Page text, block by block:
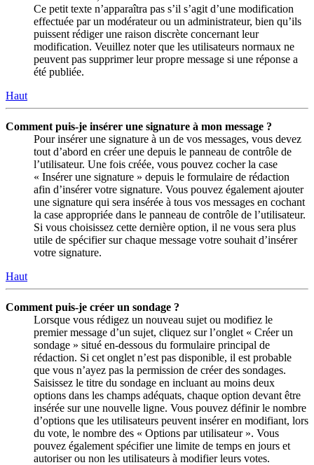
Ce petit texte n’apparaîtra pas s’il s’agit d’une modification
effectuée par un modérateur ou un administrateur, bien qu’ils
puissent rédiger une raison discrète concernant leur
modification. Veuillez noter que les utilisateurs normaux ne
peuvent pas supprimer leur propre message si une réponse a
été publiée.
Haut
Comment puis-je insérer une signature à mon message ?
Pour insérer une signature à un de vos messages, vous devez
tout d’abord en créer une depuis le panneau de contrôle de
l’utilisateur. Une fois créée, vous pouvez cocher la case
« Insérer une signature » depuis le formulaire de rédaction
afin d’insérer votre signature. Vous pouvez également ajouter
une signature qui sera insérée à tous vos messages en cochant
la case appropriée dans le panneau de contrôle de l’utilisateur.
Si vous choisissez cette dernière option, il ne vous sera plus
utile de spécifier sur chaque message votre souhait d’insérer
votre signature.
Haut
Comment puis-je créer un sondage ?
Lorsque vous rédigez un nouveau sujet ou modifiez le
premier message d’un sujet, cliquez sur l’onglet « Créer un
sondage » situé en-dessous du formulaire principal de
rédaction. Si cet onglet n’est pas disponible, il est probable
que vous n’ayez pas la permission de créer des sondages.
Saisissez le titre du sondage en incluant au moins deux
options dans les champs adéquats, chaque option devant être
insérée sur une nouvelle ligne. Vous pouvez définir le nombre
d’options que les utilisateurs peuvent insérer en modifiant, lors
du vote, le nombre des « Options par utilisateur ». Vous
pouvez également spécifier une limite de temps en jours et
autoriser ou non les utilisateurs à modifier leurs votes.